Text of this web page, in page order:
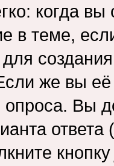
когда
в теме,
же вы её
опроса. Вы
ответа